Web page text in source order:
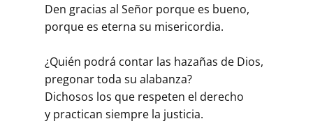
Den gracias al Señor porque es bueno,
porque es eterna su misericordia.
¿Quién podrá contar las hazañas de Dios,
pregonar toda su alabanza?
Dichosos los que respeten el derecho
y practican siempre la justicia.